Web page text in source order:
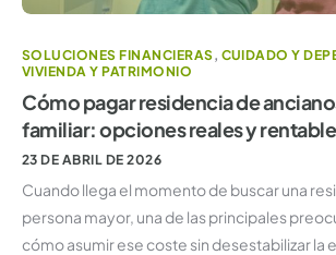
SOLUCIONES FINANCIERAS, CUIDADO Y
VIVIENDA Y PATRIMONIO
Cómo pagar residencia de
familiar: opciones reales y
23 DE ABRIL DE 2026
Cuando llega el momento de buscar una
persona mayor, una de las principales
cómo asumir ese coste sin desestabilizar la